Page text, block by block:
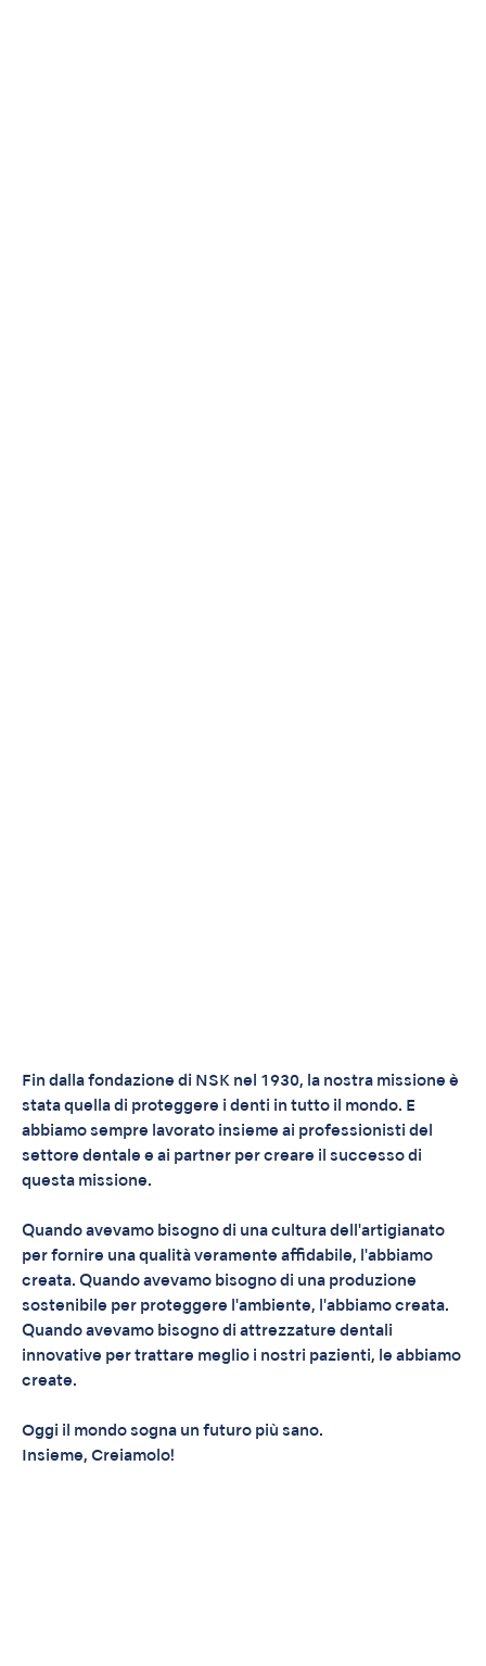
Fin dalla fondazione di NSK nel 1930, la nostra missione è
stata quella di proteggere i denti in tutto il mondo. E
abbiamo sempre lavorato insieme ai professionisti del
settore dentale e ai partner per creare il successo di
questa missione.
Quando avevamo bisogno di una cultura dell'artigianato
per fornire una qualità veramente affidabile, l'abbiamo
creata. Quando avevamo bisogno di una produzione
sostenibile per proteggere l'ambiente, l'abbiamo creata.
Quando avevamo bisogno di attrezzature dentali
innovative per trattare meglio i nostri pazienti, le abbiamo
create.
Oggi il mondo sogna un futuro più sano.
Insieme, Creiamolo!